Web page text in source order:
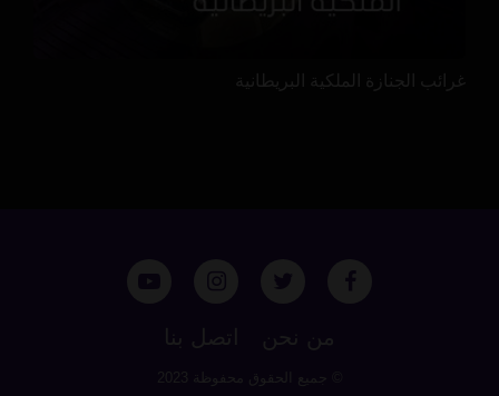
غرائب الجنازة الملكية البريطانية